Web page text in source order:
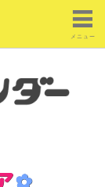
メニュー